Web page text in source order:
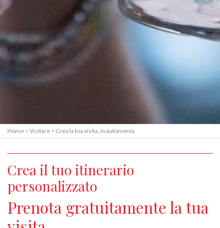
Home > Visitare > Crea la tua visita, in autonomia
Crea il tuo itinerario
personalizzato
Prenota gratuitamente la tua